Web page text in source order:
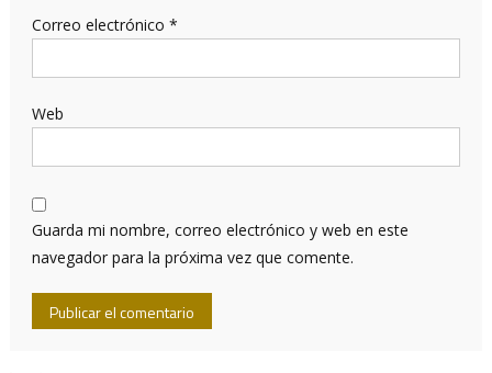
Correo electrónico *
Web
Guarda mi nombre, correo electrónico y web en este
navegador para la próxima vez que comente.